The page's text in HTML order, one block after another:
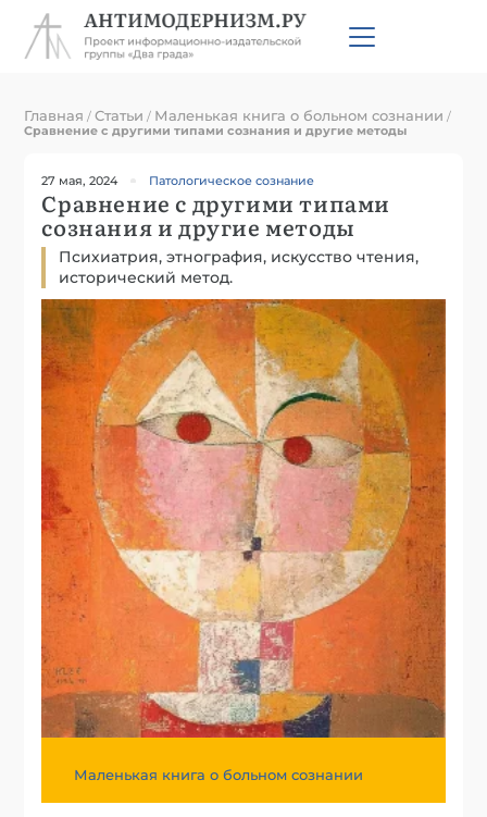
Главная /Статьи / Маленькая книга о больном сознании /
Сравнение с другими типами сознания и другие методы
27 мая, 2024 Патологическое сознание
Сравнение с другими типами
сознания и другие методы
Психиатрия, этнография, искусство чтения,
исторический метод.
Маленькая книга о больном сознании